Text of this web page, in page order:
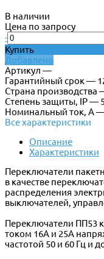
В наличии
Цена по запросу
-
Купить
Добавлено
Артикул —
Гарантийный срок —
Страна производства
Степень защиты, IP —
Номинальный ток, А
Все характеристики
Описание
Характеристики
Переключатели
в качестве
распределения
выключателей,
Переключатели ПП53
током 16А и 25А
частотой 50 и 60 Гц и